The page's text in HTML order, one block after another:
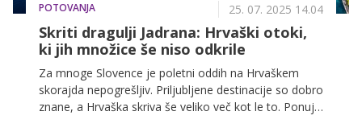
POTOVANJA 25. 07. 2025 14.04
Skriti dragulji Jadrana: Hrvaški otoki,
ki jih množice še niso odkrile
Za mnoge Slovence je poletni oddih na Hrvaškem
skorajda nepogrešljiv. Priljubljene destinacije so dobro
znane, a Hrvaška skriva še veliko več kot le to. Ponuja